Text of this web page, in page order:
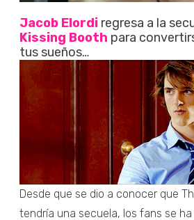
Jacob Elordi regresa a la
Kissing Booth para
tus sueños…
Desde que se dio a conocer que
tendría una secuela, los fans se